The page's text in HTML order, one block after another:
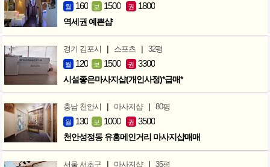
월 160 보 1500 권 1800
역세권 예쁜샵
경기 김포시 | 스포츠 | 32평
월 120 보 1500 권 3300
시설좋은마사지샵(개인사정)*급매*
충남 천안시 | 마사지샵 | 80평
월 130 보 1000 권 3500
천안성정동 유흥메인거리 마사지샵매매
서울 서초구 | 마사지샵 | 35평